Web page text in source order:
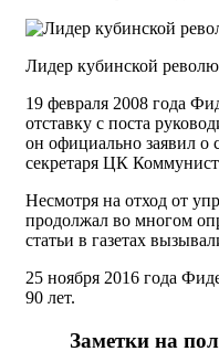
Лидер кубинской
19 февраля 2008 года
отставку с поста
он официально заявил о
секретаря ЦК
Несмотря на отход от
продолжал во многом
статьи в газетах
25 ноября 2016 года
90 лет.
Заметки на